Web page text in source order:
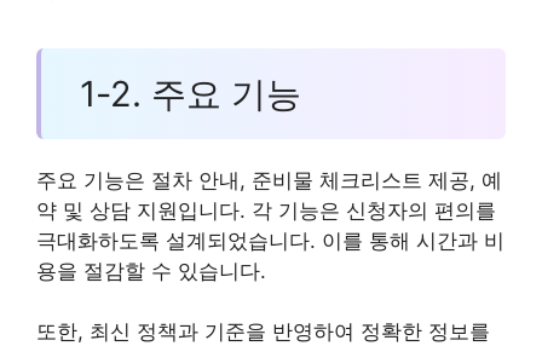
1-2. 주요 기능
주요 기능은 절차 안내, 준비물 체크리스트 제공, 예
약 및 상담 지원입니다. 각 기능은 신청자의 편의를
극대화하도록 설계되었습니다. 이를 통해 시간과 비
용을 절감할 수 있습니다.
또한, 최신 정책과 기준을 반영하여 정확한 정보를